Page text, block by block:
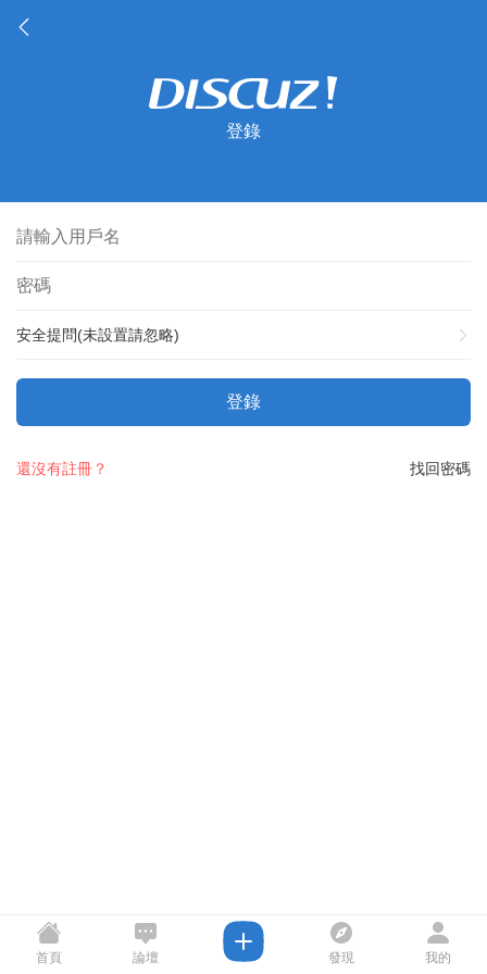
登錄
安全提問(未設置請忽略)
登錄
找回密碼
還沒有註冊？
首頁 論壇 發現 我的